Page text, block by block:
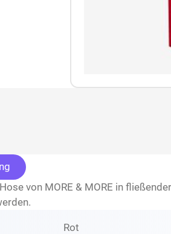
von MORE & MORE in
Rot